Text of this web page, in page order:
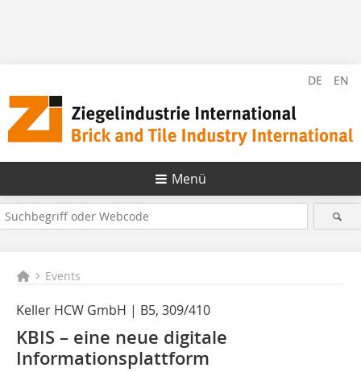
DE EN
Menü
Events
Keller HCW GmbH | B5, 309/410
KBIS – eine neue digitale
Informationsplattform